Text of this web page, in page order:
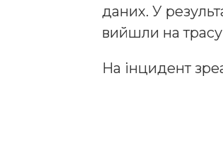
даних. У
вийшли на
На інцидент